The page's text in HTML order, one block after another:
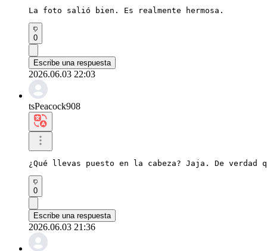
La foto salió bien. Es realmente hermosa.
0
Escribe una respuesta
2026.06.03 22:03
tsPeacock908
¿Qué llevas puesto en la cabeza? Jaja. De verdad
0
Escribe una respuesta
2026.06.03 21:36